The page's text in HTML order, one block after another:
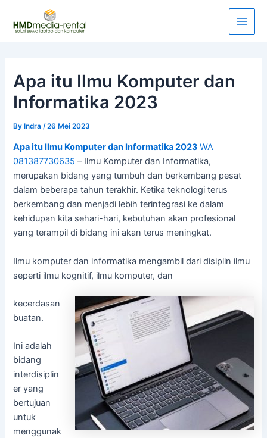
content
Main
Apa itu Ilmu Komputer dan
Informatika 2023
ByIndra /26 Mei 2023
Apa itu Ilmu Komputer dan Informatika 2023 WA
081387730635 – Ilmu Komputer dan Informatika,
merupakan bidang yang tumbuh dan berkembang pesat
dalam beberapa tahun terakhir. Ketika teknologi terus
berkembang dan menjadi lebih terintegrasi ke dalam
kehidupan kita sehari-hari, kebutuhan akan profesional
yang terampil di bidang ini akan terus meningkat.
Ilmu komputer dan informatika mengambil dari disiplin ilmu
seperti ilmu kognitif, ilmu komputer, dan
kecerdasan
buatan.
Ini adalah
bidang
interdisiplin
er yang
bertujuan
untuk
menggunak
navigation